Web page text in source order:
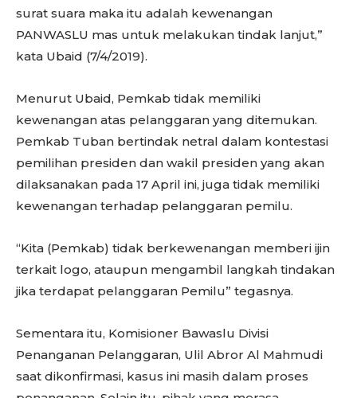
surat suara maka itu adalah kewenangan
PANWASLU mas untuk melakukan tindak lanjut,”
kata Ubaid (7/4/2019).
Menurut Ubaid, Pemkab tidak memiliki
kewenangan atas pelanggaran yang ditemukan.
Pemkab Tuban bertindak netral dalam kontestasi
pemilihan presiden dan wakil presiden yang akan
dilaksanakan pada 17 April ini, juga tidak memiliki
kewenangan terhadap pelanggaran pemilu.
“Kita (Pemkab) tidak berkewenangan memberi ijin
terkait logo, ataupun mengambil langkah tindakan
jika terdapat pelanggaran Pemilu” tegasnya.
Sementara itu, Komisioner Bawaslu Divisi
Penanganan Pelanggaran, Ulil Abror Al Mahmudi
saat dikonfirmasi, kasus ini masih dalam proses